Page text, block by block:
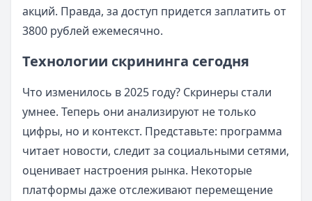
акций. Правда, за доступ придется заплатить от
3800 рублей ежемесячно.
Технологии скрининга сегодня
Что изменилось в 2025 году? Скринеры стали
умнее. Теперь они анализируют не только
цифры, но и контекст. Представьте: программа
читает новости, следит за социальными сетями,
оценивает настроения рынка. Некоторые
платформы даже отслеживают перемещение